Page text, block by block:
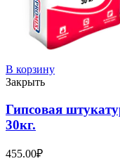
В корзину
Закрыть
Гипсовая
30кг.
455.00₽